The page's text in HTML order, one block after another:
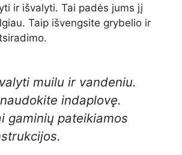
ir išvalyti. Tai padės jums jį
Taip išvengsite grybelio ir
muilu ir vandeniu.
indaplovę.
gaminių pateikiamos